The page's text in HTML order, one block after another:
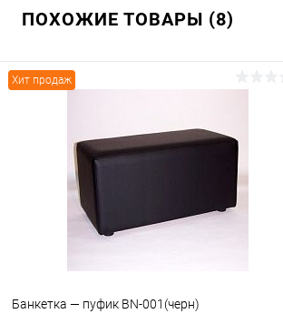
ПОХОЖИЕ ТОВАРЫ (8)
Хит продаж
Банкетка — пуфик BN-001(черн)